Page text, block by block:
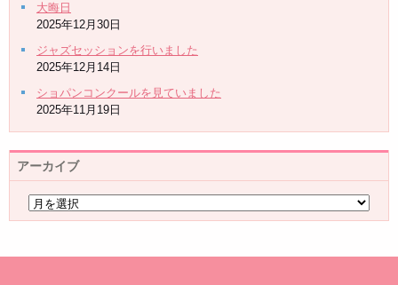
大晦日
2025年12月30日
ジャズセッションを行いました
2025年12月14日
ショパンコンクールを見ていました
2025年11月19日
アーカイブ